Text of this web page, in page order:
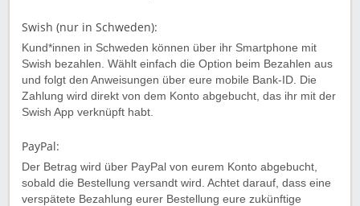
Swish (nur in Schweden):
Kund*innen in Schweden können über ihr Smartphone mit
Swish bezahlen. Wählt einfach die Option beim Bezahlen aus
und folgt den Anweisungen über eure mobile Bank-ID. Die
Zahlung wird direkt von dem Konto abgebucht, das ihr mit der
Swish App verknüpft habt.
PayPal:
Der Betrag wird über PayPal von eurem Konto abgebucht,
sobald die Bestellung versandt wird. Achtet darauf, dass eine
verspätete Bezahlung eurer Bestellung eure zukünftige